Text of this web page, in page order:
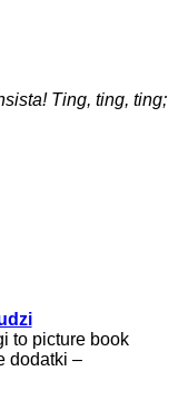
Ting, ting, ting;
to picture book
dodatki –